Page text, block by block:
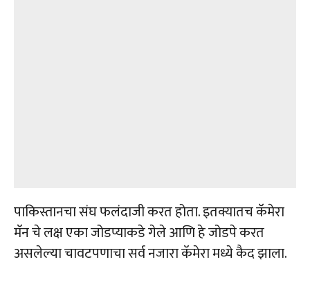
पाकिस्तानचा संघ फलंदाजी करत होता. इतक्यातच कॅमेरा
मॅन चे लक्ष एका जोडप्याकडे गेले आणि हे जोडपे करत
असलेल्या चावटपणाचा सर्व नजारा कॅमेरा मध्ये कैद झाला.